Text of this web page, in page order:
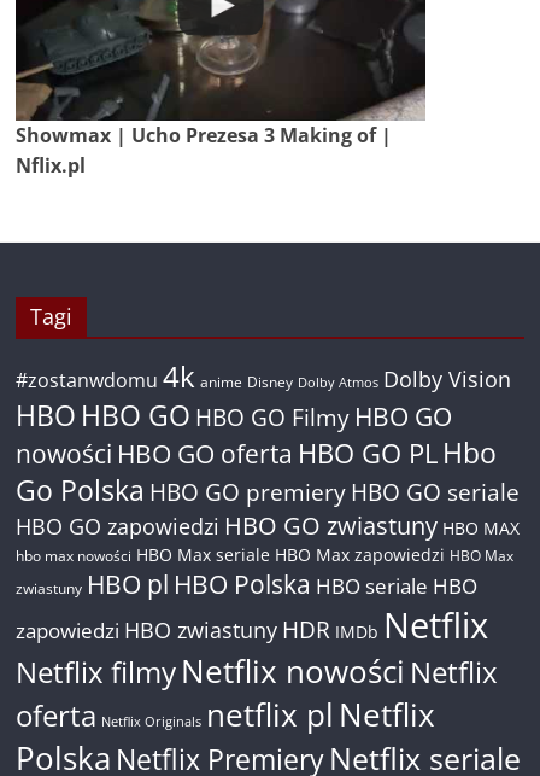
Showmax | Ucho Prezesa 3 Making of |
Nflix.pl
Tagi
#zostanwdomu 4k anime Disney Dolby Atmos Dolby Vision
HBO HBO GO HBO GO Filmy HBO GO
nowości HBO GO oferta HBO GO PL Hbo
Go Polska HBO GO premiery HBO GO seriale
HBO GO zapowiedzi HBO GO zwiastuny HBO MAX
hbo max nowości HBO Max seriale HBO Max zapowiedzi HBO Max
zwiastuny HBO pl HBO Polska HBO seriale HBO
zapowiedzi HBO zwiastuny HDR IMDb Netflix
Netflix filmyNetflix nowości Netflix
oferta Netflix Originals netflix pl Netflix
Polska Netflix PremieryNetflix seriale